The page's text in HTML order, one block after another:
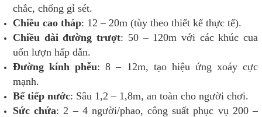
chắc, chống gỉ sét.
Chiều cao tháp: 12 – 20m (tùy theo thiết kế thực tế).
Chiều dài đường trượt: 50 – 120m với các khúc cua
uốn lượn hấp dẫn.
Đường kính phễu: 8 – 12m, tạo hiệu ứng xoáy cực
mạnh.
Bể tiếp nước: Sâu 1,2 – 1,8m, an toàn cho người chơi.
Sức chứa: 2 – 4 người/phao, công suất phục vụ 200 –